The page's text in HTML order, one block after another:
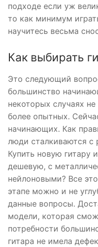
подходе если уж
то как минимум
научитесь весьма
Как выбирать
Это следующий
большинство
некоторых случаях
более опытных.
начинающих. Как
люди сталкиваются
Купить новую гитару
дешевую, с
нейлоновыми? Все
этапе можно и не
данные вопросы.
модели, которая
потребности
гитара не имела